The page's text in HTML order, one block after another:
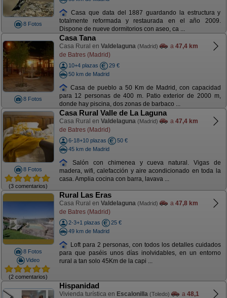
8 Fotos
Casa que data del 1887 guardando la estructura y
totalmente reformada y restaurada en el año 2009.
Dispone de nueve dormitorios con aseo, ca ...
8 Fotos
Casa Tana
Casa Rural en Valdelaguna (Madrid) a 47,4 km
de Batres (Madrid)
10+4 plazas
29 €
50 km de Madrid
Casa de pueblo a 50 Km de Madrid, con capacidad
para 12 personas de 400 m. Patio exterior de 2000 m,
donde hay piscina, dos zonas de barbaco ...
8 Fotos
(3 comentarios)
Casa Rural Valle de La Laguna
Casa Rural en Valdelaguna (Madrid) a 47,4 km
de Batres (Madrid)
6-18+10 plazas
50 €
45 km de Madrid
Salón con chimenea y cueva natural. Vigas de
madera, wifi, calefacción y aire acondicionado en toda la
casa. Amplia cocina con barra, lavava ...
8 Fotos
Video
(2 comentarios)
Rural Las Eras
Casa Rural en Valdelaguna (Madrid) a 47,8 km
de Batres (Madrid)
2-3+1 plazas
25 €
49 km de Madrid
Loft para 2 personas, con todos los detalles cuidados
para que paséis unos días inolvidables, en un entorno
rural a tan solo 45Km de la capi ...
Hispanidad
Vivienda turística en Escalonilla (Toledo) a 48,1